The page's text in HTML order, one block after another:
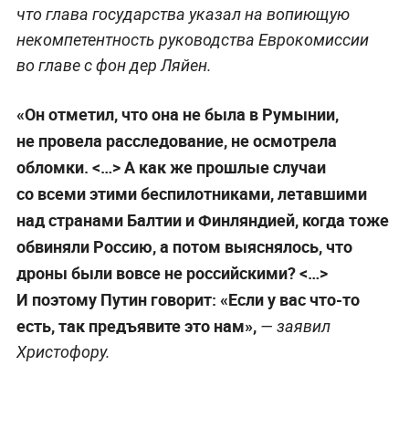
что глава государства указал на вопиющую
некомпетентность руководства Еврокомиссии
во главе с фон дер Ляйен.
«Он отметил, что она не была в Румынии,
не провела расследование, не осмотрела
обломки. <…> А как же прошлые случаи
со всеми этими беспилотниками, летавшими
над странами Балтии и Финляндией, когда тоже
обвиняли Россию, а потом выяснялось, что
дроны были вовсе не российскими? <…>
И поэтому Путин говорит: «Если у вас что-то
есть, так предъявите это нам»,— заявил
Христофору.